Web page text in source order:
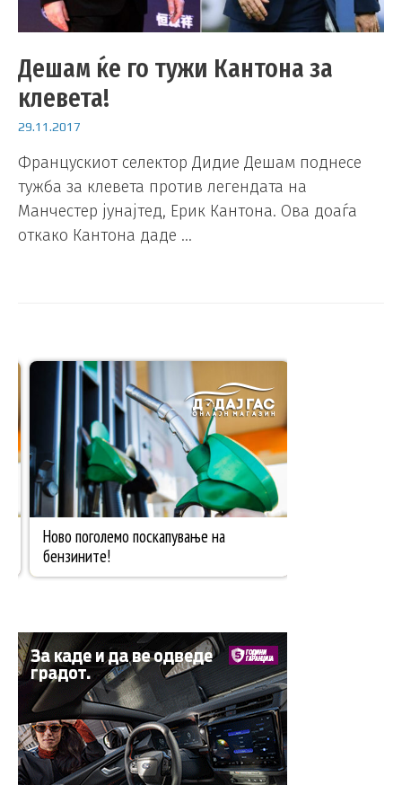
Дешам ќе го тужи Кантона за
клевета!
29.11.2017
Францускиот селектор Дидие Дешам поднесе
тужба за клевета против легендата на
Манчестер јунајтед, Ерик Кантона. Ова доаѓа
откако Кантона даде …